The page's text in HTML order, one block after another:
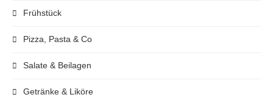
Frühstück
Pizza, Pasta & Co
Salate & Beilagen
Getränke & Liköre